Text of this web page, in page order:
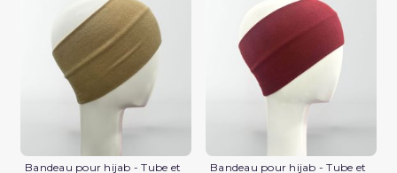
Bandeau pour hijab - Tube et
Bandeau pour hijab - Tube et